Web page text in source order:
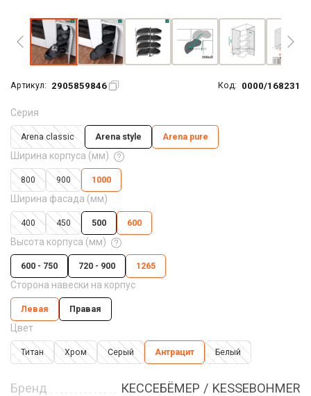
Артикул: 2905859846 Код: 0000/168231
Серия
Arena classic Arena style Arena pure
Ширина корпуса (мм)
800 900 1000
Ширина фасада (мм)
400 450 500 600
Высота корпуса (мм)
600 - 750 720 - 900 1265
Сторона навески на корпус
Левая Правая
Цвет
Титан Хром Серый Антрацит Белый
Бренд
КЕССЕБЁМЕР / KESSEBOHMER